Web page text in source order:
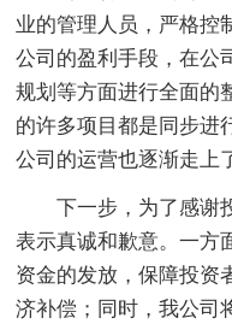
业的管理人员，严格控
公司的盈利手段，在公
规划等方面进行全面的
的许多项目都是同步进
公司的运营也逐渐走上
下一步，为了感谢
表示真诚和歉意。一方
资金的发放，保障投资
济补偿；同时，我公司